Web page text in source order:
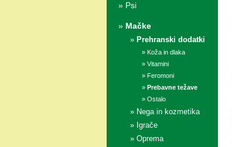
» Psi
» Mačke
» Prehranski dodatki
» Koža in dlaka
» Vitamini
» Feromoni
» Prebavne težave
» Ostalo
» Nega in kozmetika
» Igrače
» Oprema